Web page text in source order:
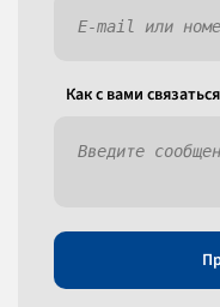
Как c вами